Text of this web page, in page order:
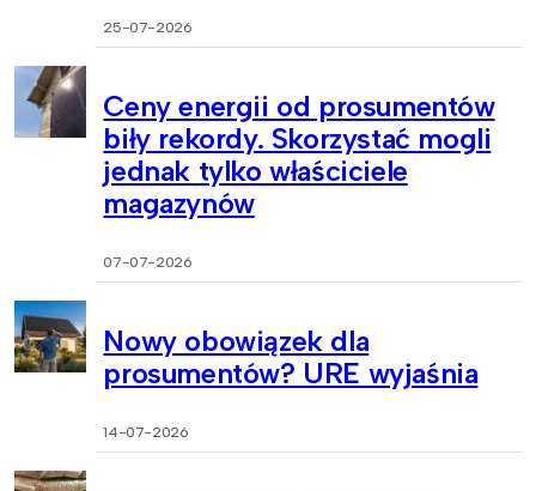
25-07-2026
Ceny energii od prosumentów
biły rekordy. Skorzystać mogli
jednak tylko właściciele
magazynów
07-07-2026
Nowy obowiązek dla
prosumentów? URE wyjaśnia
14-07-2026